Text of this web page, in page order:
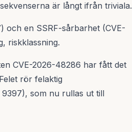
är långt ifrån triviala.
och en SSRF-sårbarhet (CVE-
riskklassning.
CVE-2026-48286 har fått det
rör felaktig
som nu rullas ut till